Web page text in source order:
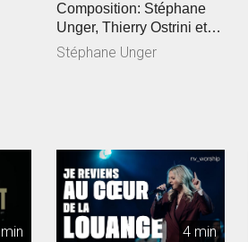
Composition: Stéphane
Unger, Thierry Ostrini et
Siméon Freymond
Stéphane Unger
4 min